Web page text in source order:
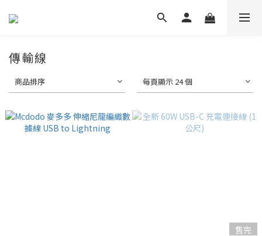
傳輸線
商品排序 每頁顯示 24 個
售完